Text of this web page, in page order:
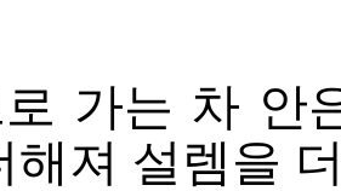
가는 차 안
해져 설렘을